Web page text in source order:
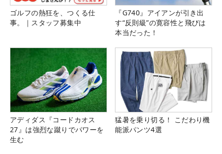
ゴルフの熱狂を、つくる仕
事。｜スタッフ募集中
『G740』アイアンが引き出
す“反則級”の寛容性と飛びは
本当だった！
アディダス『コードカオス
27』は強烈な蹴りでパワーを
生む
猛暑を乗り切る！ こだわり機
能派パンツ4選